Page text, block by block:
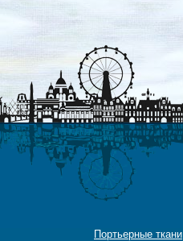
Портьерные ткани